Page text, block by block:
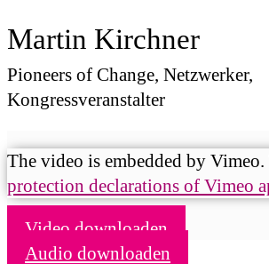
Martin Kirchner
Pioneers of Change, Netzwerker,
Kongressveranstalter
The video is embedded by Vimeo.
protection declarations of Vimeo
Video downloaden
Audio downloaden